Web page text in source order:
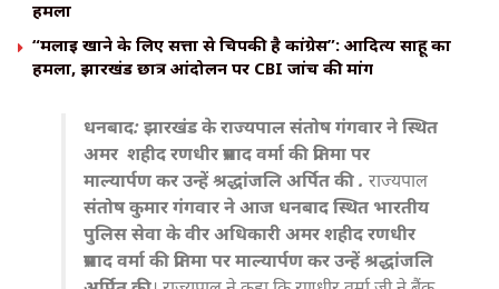
हमला
“मलाई खाने के लिए सत्ता से चिपकी है कांग्रेस”: आदित्य साहू का
हमला, झारखंड छात्र आंदोलन पर CBI जांच की मांग
धनबाद: झारखंड के राज्यपाल संतोष गंगवार ने स्थित
अमर शहीद रणधीर प्रसाद वर्मा की प्रतिमा पर
माल्यार्पण कर उन्हें श्रद्धांजलि अर्पित की . राज्यपाल
संतोष कुमार गंगवार ने आज धनबाद स्थित भारतीय
पुलिस सेवा के वीर अधिकारी अमर शहीद रणधीर
प्रसाद वर्मा की प्रतिमा पर माल्यार्पण कर उन्हें श्रद्धांजलि